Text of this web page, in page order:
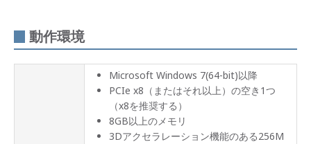
動作環境
Microsoft Windows 7(64-bit)以降
PCIe x8（またはそれ以上）の空き1つ
（x8を推奨する）
8GB以上のメモリ
3Dアクセラレーション機能のある256M
て